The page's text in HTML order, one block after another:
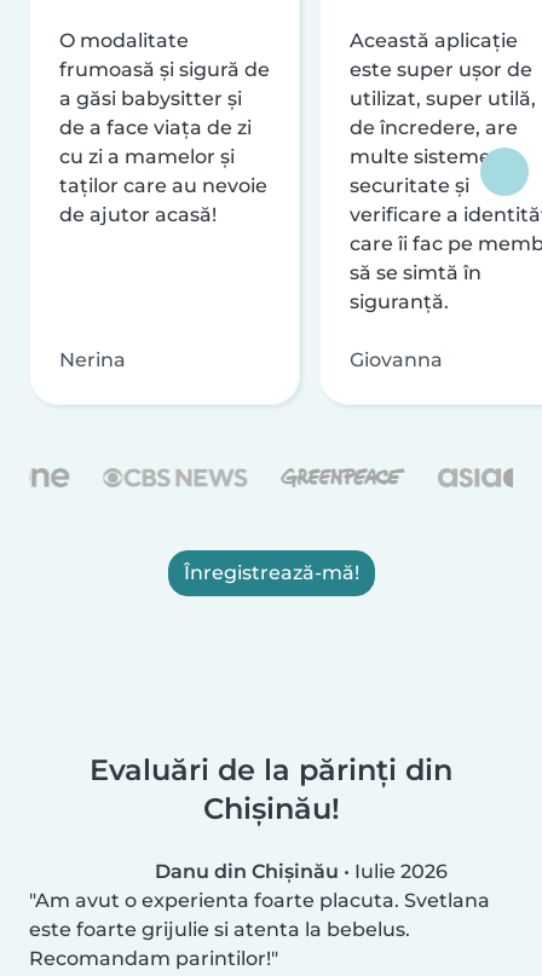
O modalitate
frumoasă și sigură de
a găsi babysitter și
de a face viața de zi
cu zi a mamelor și
taților care au nevoie
de ajutor acasă!
Nerina
Această aplicație
este super ușor de
utilizat, super utilă,
de încredere, are
multe sisteme de
securitate și
verificare a
care îi fac pe
să se simtă în
siguranță.
Giovanna
Înregistrează-mă!
Evaluări de la părinți din
Chișinău!
Danu din Chișinău • Iulie 2026
Am avut o experienta foarte placuta. Svetlana
este foarte grijulie si atenta la bebelus.
Recomandam parintilor!